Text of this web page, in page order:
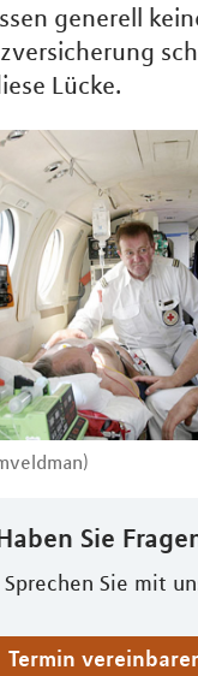
generell
Lücke.
Sie
Sprechen Sie mit
Termin